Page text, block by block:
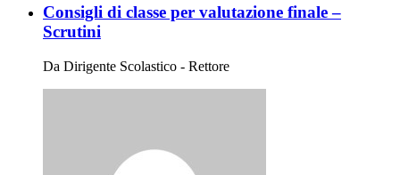
Consigli di classe per valutazione finale –
Scrutini
Da Dirigente Scolastico - Rettore